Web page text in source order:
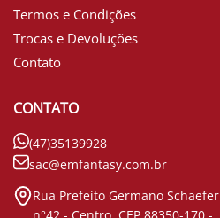
Termos e Condições
Trocas e Devoluções
Contato
CONTATO
(47)35139928
sac@emfantasy.com.br
Rua Prefeito Germano Schaefer